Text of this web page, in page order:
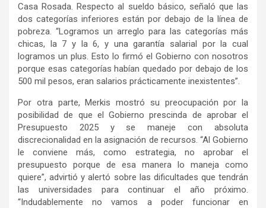
Casa Rosada. Respecto al sueldo básico, señaló que las
dos categorías inferiores están por debajo de la línea de
pobreza. “Logramos un arreglo para las categorías más
chicas, la 7 y la 6, y una garantía salarial por la cual
logramos un plus. Esto lo firmó el Gobierno con nosotros
porque esas categorías habían quedado por debajo de los
500 mil pesos, eran salarios prácticamente inexistentes”.
Por otra parte, Merkis mostró su preocupación por la
posibilidad de que el Gobierno prescinda de aprobar el
Presupuesto 2025 y se maneje con absoluta
discrecionalidad en la asignación de recursos. “Al Gobierno
le conviene más, como estrategia, no aprobar el
presupuesto porque de esa manera lo maneja como
quiere”, advirtió y alertó sobre las dificultades que tendrán
las universidades para continuar el año próximo.
“Indudablemente no vamos a poder funcionar en